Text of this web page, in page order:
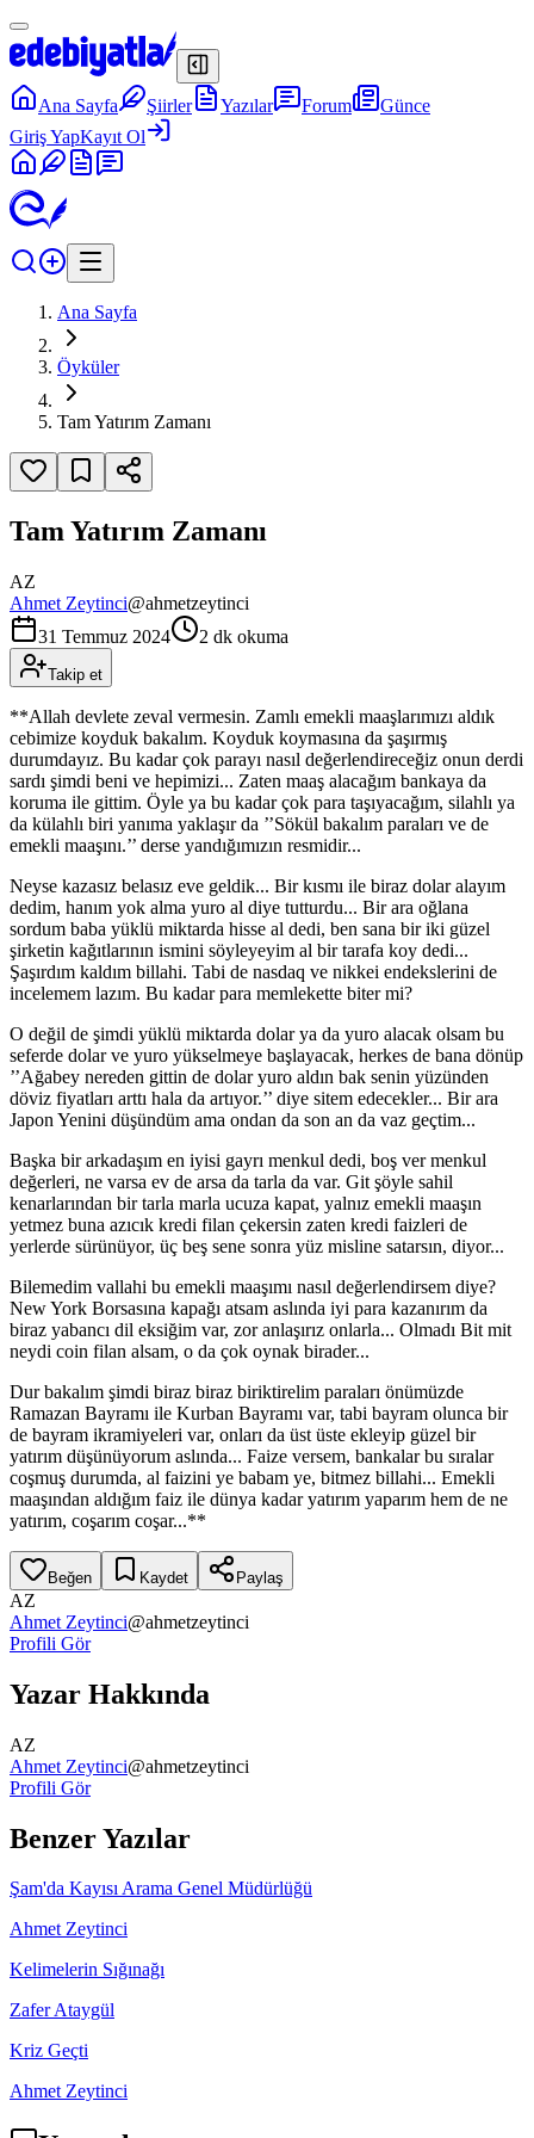
Ana Sayfa Şiirler Yazılar Forum
Günce
Giriş YapKayıt Ol
Ana Sayfa
Öyküler
Tam Yatırım Zamanı
Tam Yatırım Zamanı
AZ
Ahmet Zeytinci@ahmetzeytinci
31 Temmuz 2024
2 dk okuma
Takip et
**Allah devlete zeval vermesin. Zamlı emekli maaşlarımızı aldık
cebimize koyduk bakalım. Koyduk koymasına da şaşırmış
durumdayız. Bu kadar çok parayı nasıl değerlendireceğiz onun derdi
sardı şimdi beni ve hepimizi... Zaten maaş alacağım bankaya da
koruma ile gittim. Öyle ya bu kadar çok para taşıyacağım, silahlı ya
da külahlı biri yanıma yaklaşır da ’’Sökül bakalım paraları ve de
emekli maaşını.’’ derse yandığımızın resmidir...
Neyse kazasız belasız eve geldik... Bir kısmı ile biraz dolar alayım
dedim, hanım yok alma yuro al diye tutturdu... Bir ara oğlana
sordum baba yüklü miktarda hisse al dedi, ben sana bir iki güzel
şirketin kağıtlarının ismini söyleyeyim al bir tarafa koy dedi...
Şaşırdım kaldım billahi. Tabi de nasdaq ve nikkei endekslerini de
incelemem lazım. Bu kadar para memlekette biter mi?
O değil de şimdi yüklü miktarda dolar ya da yuro alacak olsam bu
seferde dolar ve yuro yükselmeye başlayacak, herkes de bana dönüp
’’Ağabey nereden gittin de dolar yuro aldın bak senin yüzünden
döviz fiyatları arttı hala da artıyor.’’ diye sitem edecekler... Bir ara
Japon Yenini düşündüm ama ondan da son an da vaz geçtim...
Başka bir arkadaşım en iyisi gayrı menkul dedi, boş ver menkul
değerleri, ne varsa ev de arsa da tarla da var. Git şöyle sahil
kenarlarından bir tarla marla ucuza kapat, yalnız emekli maaşın
yetmez buna azıcık kredi filan çekersin zaten kredi faizleri de
yerlerde sürünüyor, üç beş sene sonra yüz misline satarsın, diyor...
Bilemedim vallahi bu emekli maaşımı nasıl değerlendirsem diye?
New York Borsasına kapağı atsam aslında iyi para kazanırım da
biraz yabancı dil eksiğim var, zor anlaşırız onlarla... Olmadı Bit mit
neydi coin filan alsam, o da çok oynak birader...
Dur bakalım şimdi biraz biraz biriktirelim paraları önümüzde
Ramazan Bayramı ile Kurban Bayramı var, tabi bayram olunca bir
de bayram ikramiyeleri var, onları da üst üste ekleyip güzel bir
yatırım düşünüyorum aslında... Faize versem, bankalar bu sıralar
coşmuş durumda, al faizini ye babam ye, bitmez billahi... Emekli
maaşından aldığım faiz ile dünya kadar yatırım yaparım hem de ne
yatırım, coşarım coşar...**
Beğen Kaydet Paylaş
AZ
Ahmet Zeytinci@ahmetzeytinci
Profili Gör
Yazar Hakkında
AZ
Ahmet Zeytinci@ahmetzeytinci
Profili Gör
Benzer Yazılar
Şam'da Kayısı Arama Genel Müdürlüğü
Ahmet Zeytinci
Kelimelerin Sığınağı
Zafer Ataygül
Kriz Geçti
Ahmet Zeytinci